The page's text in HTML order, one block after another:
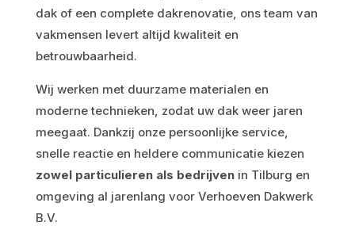
dak of een complete dakrenovatie, ons team van
vakmensen levert altijd kwaliteit en
betrouwbaarheid.
Wij werken met duurzame materialen en
moderne technieken, zodat uw dak weer jaren
meegaat. Dankzij onze persoonlijke service,
snelle reactie en heldere communicatie kiezen
zowel particulieren als bedrijvenin Tilburg en
omgeving al jarenlang voor Verhoeven Dakwerk
B.V.